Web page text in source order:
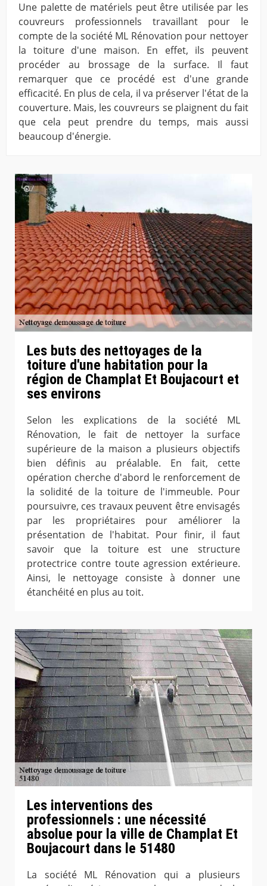
Une palette de matériels peut être utilisée par les
couvreurs professionnels travaillant pour le
compte de la société ML Rénovation pour nettoyer
la toiture d'une maison. En effet, ils peuvent
procéder au brossage de la surface. Il faut
remarquer que ce procédé est d'une grande
efficacité. En plus de cela, il va préserver l'état de la
couverture. Mais, les couvreurs se plaignent du fait
que cela peut prendre du temps, mais aussi
beaucoup d'énergie.
Les buts des nettoyages de la
toiture d'une habitation pour la
région de Champlat Et Boujacourt et
ses environs
Selon les explications de la société ML
Rénovation, le fait de nettoyer la surface
supérieure de la maison a plusieurs objectifs
bien définis au préalable. En fait, cette
opération cherche d'abord le renforcement de
la solidité de la toiture de l'immeuble. Pour
poursuivre, ces travaux peuvent être envisagés
par les propriétaires pour améliorer la
présentation de l'habitat. Pour finir, il faut
savoir que la toiture est une structure
protectrice contre toute agression extérieure.
Ainsi, le nettoyage consiste à donner une
étanchéité en plus au toit.
Les interventions des
professionnels : une nécessité
absolue pour la ville de Champlat Et
Boujacourt dans le 51480
La société ML Rénovation qui a plusieurs